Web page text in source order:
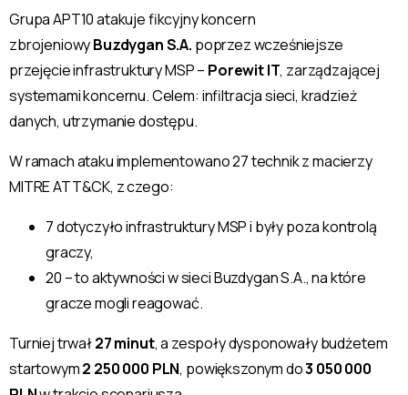
Grupa APT10 atakuje fikcyjny koncern
zbrojeniowyBuzdygan S.A. poprzez wcześniejsze
przejęcie infrastruktury MSP – Porewit IT, zarządzającej
systemami koncernu. Celem: infiltracja sieci, kradzież
danych, utrzymanie dostępu.
W ramach ataku implementowano 27 technik z macierzy
MITRE ATT&CK, z czego:
7 dotyczyło infrastruktury MSP i były poza kontrolą
graczy,
20 – to aktywności w sieci Buzdygan S.A., na które
gracze mogli reagować.
Turniej trwał27 minut, a zespoły dysponowały budżetem
startowym2 250 000 PLN, powiększonym do3 050 000